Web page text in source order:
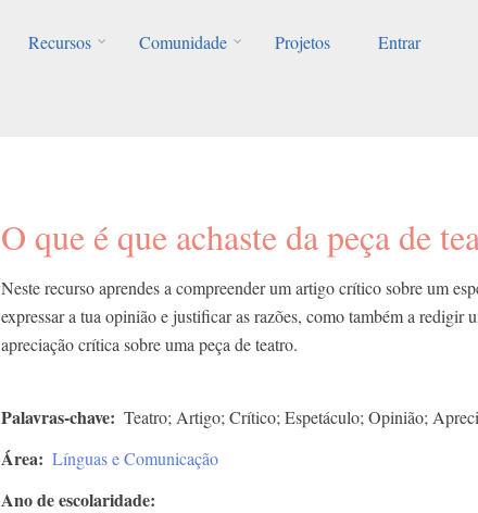
Recursos
Comunidade Projetos Entrar
O que é que achaste da peça de
Neste recurso aprendes a compreender um artigo crítico sobre um
expressar a tua opinião e justificar as razões, como também a redigir
apreciação crítica sobre uma peça de teatro.
Palavras-chave Teatro; Artigo; Crítico; Espetáculo; Opinião;
Área Línguas e Comunicação
Ano de escolaridade